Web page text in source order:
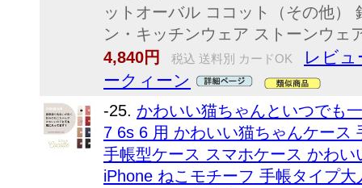
ットオーバル ココット（その他）
ン・キッチンウェア ストーンウ
4,840円
税込 送料別 カードOK
レビュ
ークィーン
-25. かわいい猫ちゃんといつでも
7 6s 6 用 かわいい猫ちゃんケース
手帳型ケース スマホケース かわ
iPhone ねこモチーフ 手帳タイプ